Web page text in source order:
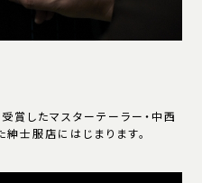
賞したマスターテーラー・中西
士服店にはじまります。